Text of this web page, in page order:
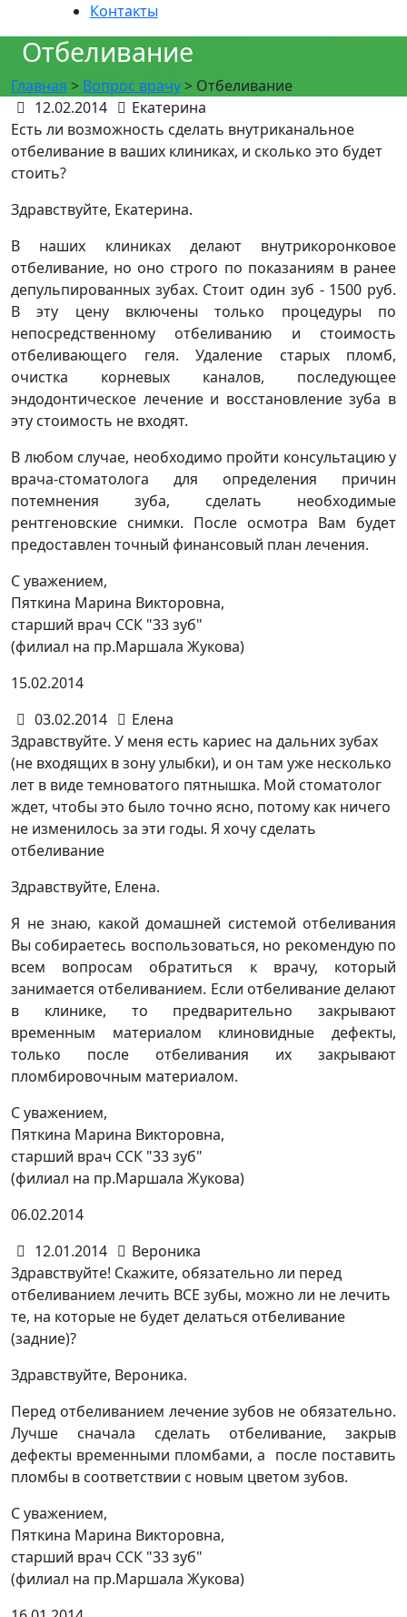
Контакты
Отбеливание
Главная > Вопрос врачу> Отбеливание
12.02.2014
Екатерина
Есть ли возможность сделать внутриканальное
отбеливание в ваших клиниках, и сколько это будет
стоить?
Здравствуйте, Екатерина.
В наших клиниках делают внутрикоронковое
отбеливание, но оно строго по показаниям в ранее
депульпированных зубах. Стоит один зуб - 1500 руб.
В эту цену включены только процедуры по
непосредственному отбеливанию и стоимость
отбеливающего геля. Удаление старых пломб,
очистка корневых каналов, последующее
эндодонтическое лечение и восстановление зуба в
эту стоимость не входят.
В любом случае, необходимо пройти консультацию у
врача-стоматолога для определения причин
потемнения зуба, сделать необходимые
рентгеновские снимки. После осмотра Вам будет
предоставлен точный финансовый план лечения.
С уважением,
Пяткина Марина Викторовна,
старший врач ССК "33 зуб"
(филиал на пр.Маршала Жукова)
15.02.2014
03.02.2014
Елена
Здравствуйте. У меня есть кариес на дальних зубах
(не входящих в зону улыбки), и он там уже несколько
лет в виде темноватого пятнышка. Мой стоматолог
ждет, чтобы это было точно ясно, потому как ничего
не изменилось за эти годы. Я хочу сделать
отбеливание
Здравствуйте, Елена.
Я не знаю, какой домашней системой отбеливания
Вы собираетесь воспользоваться, но рекомендую по
всем вопросам обратиться к врачу, который
занимается отбеливанием. Если отбеливание делают
в клинике, то предварительно закрывают
временным материалом клиновидные дефекты,
только после отбеливания их закрывают
пломбировочным материалом.
С уважением,
Пяткина Марина Викторовна,
старший врач ССК "33 зуб"
(филиал на пр.Маршала Жукова)
06.02.2014
12.01.2014
Вероника
Здравствуйте! Скажите, обязательно ли перед
отбеливанием лечить ВСЕ зубы, можно ли не лечить
те, на которые не будет делаться отбеливание
(задние)?
Здравствуйте, Вероника.
Перед отбеливанием лечение зубов не обязательно.
Лучше сначала сделать отбеливание, закрыв
дефекты временными пломбами, а после поставить
пломбы в соответствии с новым цветом зубов.
С уважением,
Пяткина Марина Викторовна,
старший врач ССК "33 зуб"
(филиал на пр.Маршала Жукова)